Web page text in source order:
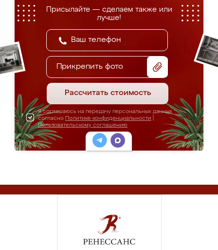
Присылайте — сделаем также или
лучше!
Прикрепить фото
Рассчитать стоимость
Я соглашаюсь на передачу персональных данных
согласно Политике конфиденциальности
Пользовательскому соглашению